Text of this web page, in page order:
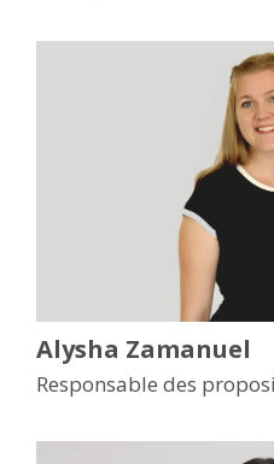
Alysha Zamanuel
Responsable des